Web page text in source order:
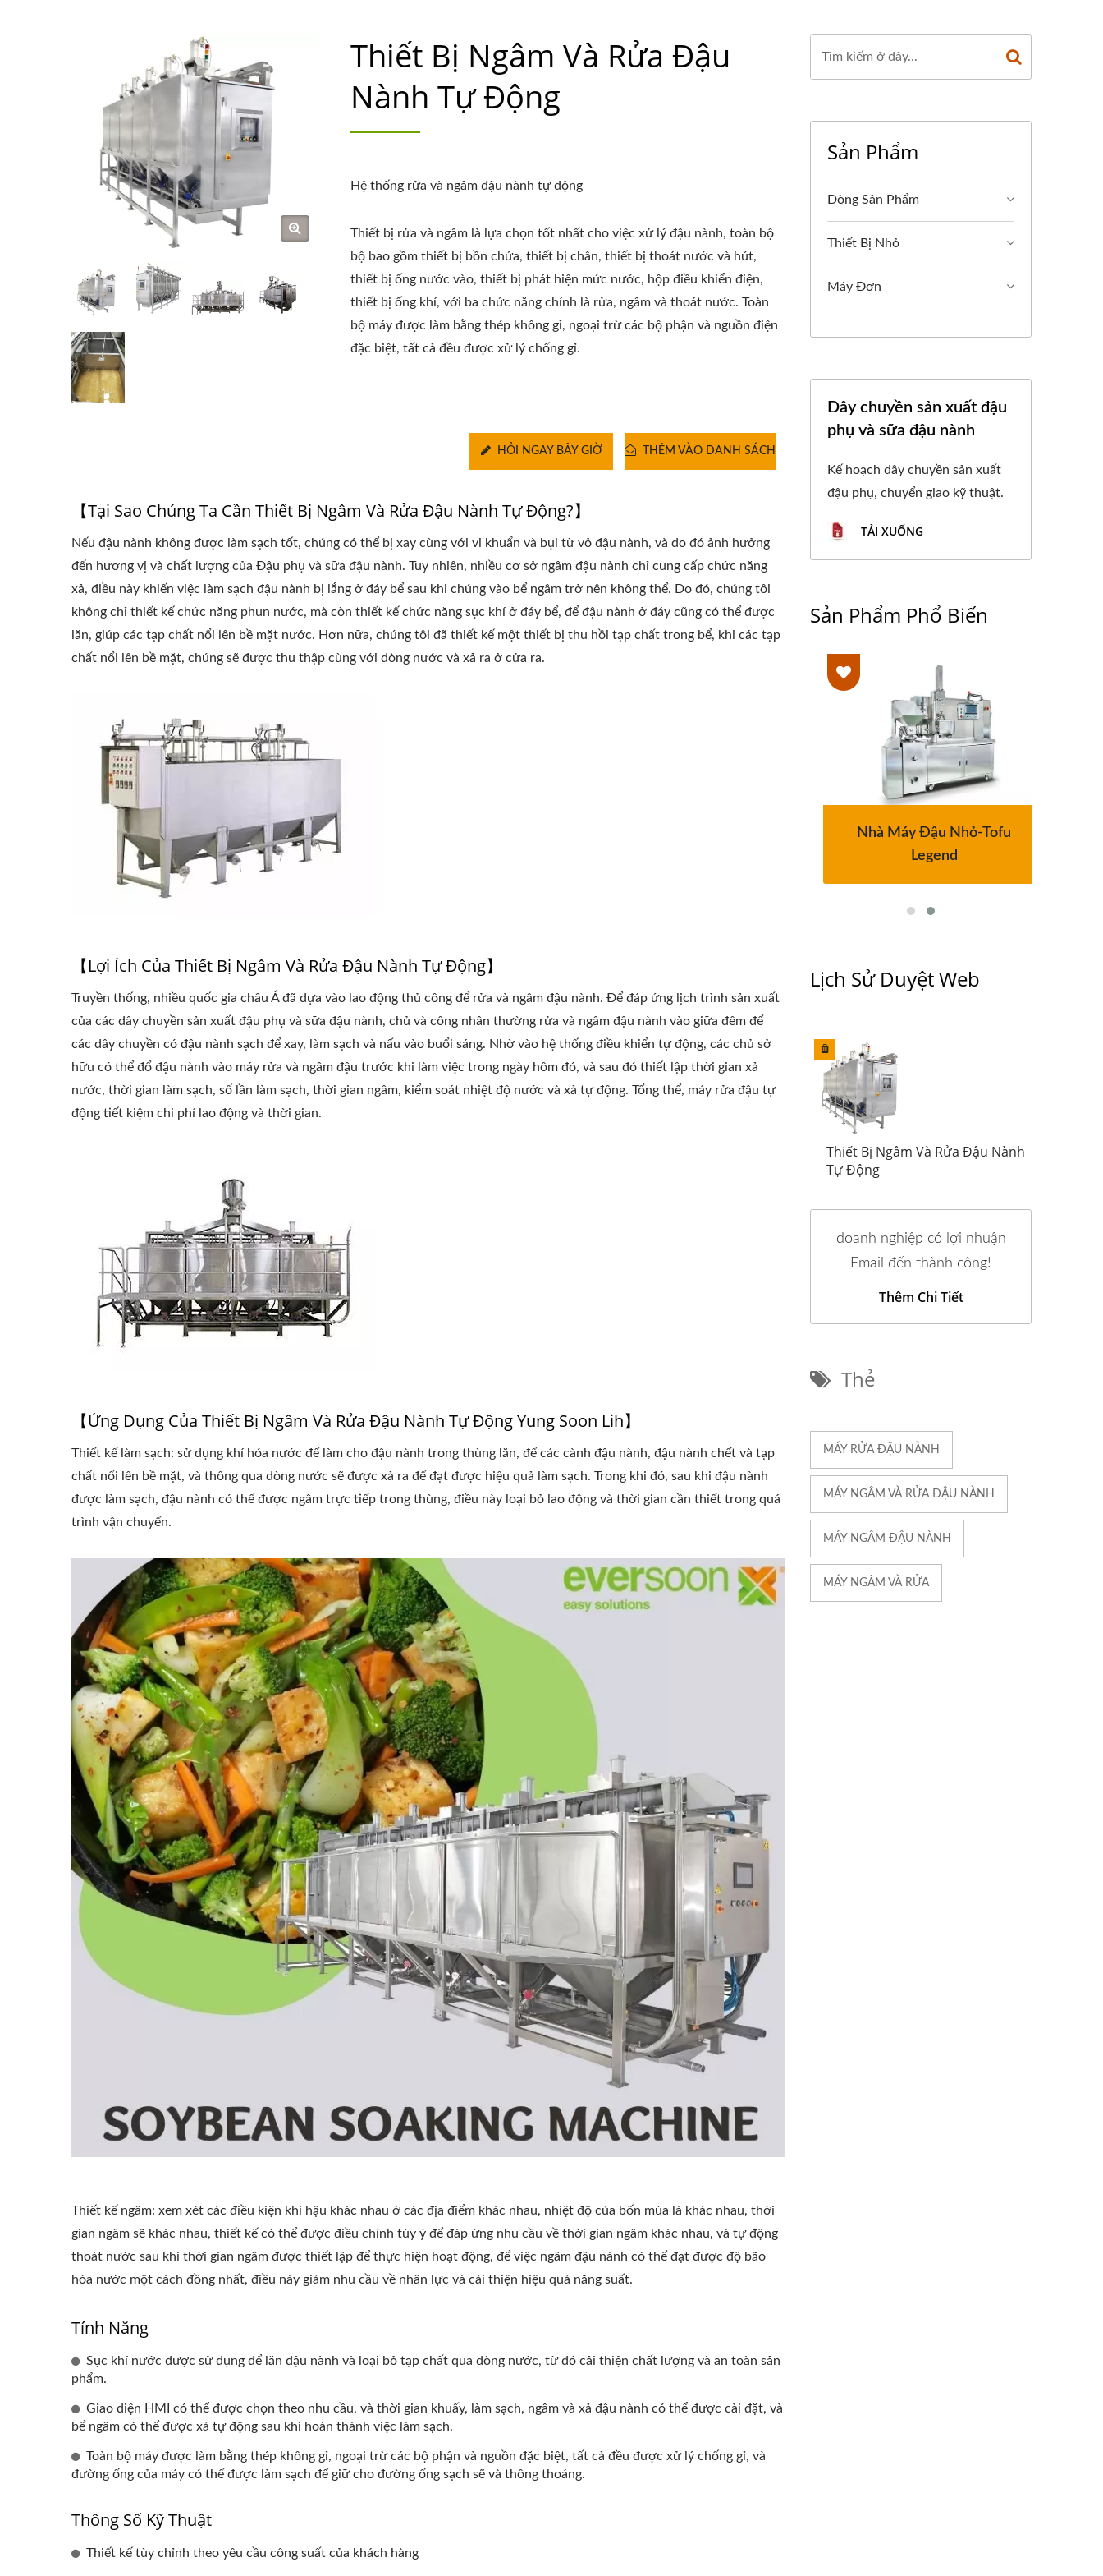
Thiết Bị Ngâm Và Rửa Đậu
Nành Tự Động
Hệ thống rửa và ngâm đậu nành tự động
Thiết bị rửa và ngâm là lựa chọn tốt nhất cho việc xử lý đậu nành, toàn bộ
bộ bao gồm thiết bị bồn chứa, thiết bị chân, thiết bị thoát nước và hút,
thiết bị ống nước vào, thiết bị phát hiện mức nước, hộp điều khiển điện,
thiết bị ống khí, với ba chức năng chính là rửa, ngâm và thoát nước. Toàn
bộ máy được làm bằng thép không gỉ, ngoại trừ các bộ phận và nguồn điện
đặc biệt, tất cả đều được xử lý chống gỉ.
THÊM VÀO DANH SÁCH
HỎI NGAY BÂY GIỜ
【Tại Sao Chúng Ta Cần Thiết Bị Ngâm Và Rửa Đậu Nành Tự Động?】
Nếu đậu nành không được làm sạch tốt, chúng có thể bị xay cùng với vi khuẩn và bụi từ vỏ đậu nành, và do đó ảnh hưởng
đến hương vị và chất lượng của Đậu phụ và sữa đậu nành. Tuy nhiên, nhiều cơ sở ngâm đậu nành chỉ cung cấp chức năng
xả, điều này khiến việc làm sạch đậu nành bị lắng ở đáy bể sau khi chúng vào bể ngâm trở nên không thể. Do đó, chúng tôi
không chỉ thiết kế chức năng phun nước, mà còn thiết kế chức năng sục khí ở đáy bể, để đậu nành ở đáy cũng có thể được
lăn, giúp các tạp chất nổi lên bề mặt nước. Hơn nữa, chúng tôi đã thiết kế một thiết bị thu hồi tạp chất trong bể, khi các tạp
chất nổi lên bề mặt, chúng sẽ được thu thập cùng với dòng nước và xả ra ở cửa ra.
【Lợi Ích Của Thiết Bị Ngâm Và Rửa Đậu Nành Tự Động】
Truyền thống, nhiều quốc gia châu Á đã dựa vào lao động thủ công để rửa và ngâm đậu nành. Để đáp ứng lịch trình sản xuất
của các dây chuyền sản xuất đậu phụ và sữa đậu nành, chủ và công nhân thường rửa và ngâm đậu nành vào giữa đêm để
các dây chuyền có đậu nành sạch để xay, làm sạch và nấu vào buổi sáng. Nhờ vào hệ thống điều khiển tự động, các chủ sở
hữu có thể đổ đậu nành vào máy rửa và ngâm đậu trước khi làm việc trong ngày hôm đó, và sau đó thiết lập thời gian xả
nước, thời gian làm sạch, số lần làm sạch, thời gian ngâm, kiểm soát nhiệt độ nước và xả tự động. Tổng thể, máy rửa đậu tự
động tiết kiệm chi phí lao động và thời gian.
【Ứng Dụng Của Thiết Bị Ngâm Và Rửa Đậu Nành Tự Động Yung Soon Lih】
Thiết kế làm sạch: sử dụng khí hóa nước để làm cho đậu nành trong thùng lăn, để các cành đậu nành, đậu nành chết và tạp
chất nổi lên bề mặt, và thông qua dòng nước sẽ được xả ra để đạt được hiệu quả làm sạch. Trong khi đó, sau khi đậu nành
được làm sạch, đậu nành có thể được ngâm trực tiếp trong thùng, điều này loại bỏ lao động và thời gian cần thiết trong quá
trình vận chuyển.
Thiết kế ngâm: xem xét các điều kiện khí hậu khác nhau ở các địa điểm khác nhau, nhiệt độ của bốn mùa là khác nhau, thời
gian ngâm sẽ khác nhau, thiết kế có thể được điều chỉnh tùy ý để đáp ứng nhu cầu về thời gian ngâm khác nhau, và tự động
thoát nước sau khi thời gian ngâm được thiết lập để thực hiện hoạt động, để việc ngâm đậu nành có thể đạt được độ bão
hòa nước một cách đồng nhất, điều này giảm nhu cầu về nhân lực và cải thiện hiệu quả năng suất.
Tính Năng
Sục khí nước được sử dụng để lăn đậu nành và loại bỏ tạp chất qua dòng nước, từ đó cải thiện chất lượng và an toàn sản
phẩm.
Giao diện HMI có thể được chọn theo nhu cầu, và thời gian khuấy, làm sạch, ngâm và xả đậu nành có thể được cài đặt, và
bể ngâm có thể được xả tự động sau khi hoàn thành việc làm sạch.
Toàn bộ máy được làm bằng thép không gỉ, ngoại trừ các bộ phận và nguồn đặc biệt, tất cả đều được xử lý chống gỉ, và
đường ống của máy có thể được làm sạch để giữ cho đường ống sạch sẽ và thông thoáng.
Thông Số Kỹ Thuật
Thiết kế tùy chỉnh theo yêu cầu công suất của khách hàng
Sản Phẩm
Dòng Sản Phẩm
Thiết Bị Nhỏ
Máy Đơn
Dây chuyền sản xuất đậu
phụ và sữa đậu nành
Kế hoạch dây chuyền sản xuất
đậu phụ, chuyển giao kỹ thuật.
TẢI XUỐNG
Sản Phẩm Phổ Biến
Dây Chuyền Sản Xuất Đậu Tự
Động 220kg
Nhà Máy Đậu Nhỏ-Tofu
Legend
Lịch Sử Duyệt Web
Thiết Bị Ngâm Và Rửa Đậu Nành
Tự Động
doanh nghiệp có lợi nhuận
Email đến thành công!
Thêm Chi Tiết
Thẻ
MÁY RỬA ĐẬU NÀNH
MÁY NGÂM VÀ RỬA ĐẬU NÀNH
MÁY NGÂM ĐẬU NÀNH
MÁY NGÂM VÀ RỬA